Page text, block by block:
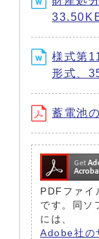
様式第
形式、
蓄電池
PDFファ
です。同ソ
には、
Adobe社の